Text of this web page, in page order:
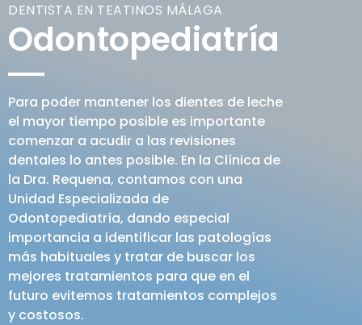
DENTISTA EN TEATINOS MÁLAGA
Odontopediatría
Para poder mantener los dientes de leche
el mayor tiempo posible es importante
comenzar a acudir a las revisiones
dentales lo antes posible. En la Clínica de
la Dra. Requena, contamos con una
Unidad Especializada de
Odontopediatría, dando especial
importancia a identificar las patologías
más habituales y tratar de buscar los
mejores tratamientos para que en el
futuro evitemos tratamientos complejos
y costosos.